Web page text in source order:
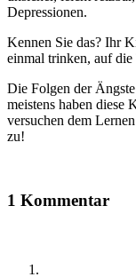
Depressionen.
Kennen Sie das? Ihr
einmal trinken, auf
Die Folgen der
meistens haben diese
versuchen dem
zu!
1 Kommentar